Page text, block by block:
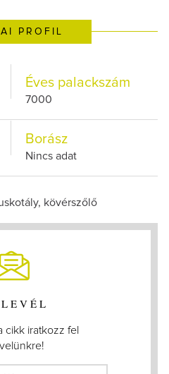
PROFIL
Éves palackszám
7000
Borász
Nincs adat
kövérszőlő
cikk iratkozz fel